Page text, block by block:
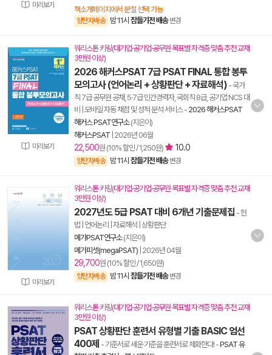
미리보기
책소개페이지에서 분철 선택 가능
양탄자배송 밤 11시 잠들기전 배송 변경
미리보기
워리스톤 키링(대기업·공기업·공무원 목표별 자격증 맞춤 추천 교재
3만원 이상)
2026 해커스PSAT 7급 PSAT FINAL 통합 봉투
모의고사 (언어논리 + 상황판단 + 자료해석) - 국가
직 7급 공무원 공채, 5·7급 민간경력자, 국회직 8급, 공기업 NCS 대
비 | 모바일 자동 채점 및 성적 분석 서비스- 2026 해커스PSAT
해커스 PSAT연구소(지은이)
해커스PSAT 2026년 06월
22,500원 (10% 할인 / 1,250원) 10.0
양탄자배송 밤 11시 잠들기전 배송 변경
미리보기
워리스톤 키링(대기업·공기업·공무원 목표별 자격증 맞춤 추천 교재
3만원 이상)
2027년도 5급 PSAT 대비 6개년 기출문제집 - 헌
법 | 언어논리 | 자료해석 | 상황판단
메가PSAT연구소(지은이)
메가피셋(megaPSAT) 2026년 04월
29,700원 (10% 할인 / 1,650원)
양탄자배송 밤 11시 잠들기전 배송 변경
워리스톤 키링(대기업·공기업·공무원 목표별 자격증 맞춤 추천 교재
3만원 이상)
PSAT 상황판단 훈련서 유형별 기출 BASIC 엄선
400제 - 기준서로 세운 기준을 훈련서로 체화한다!-PSAT 유